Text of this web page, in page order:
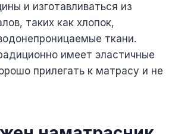
и изготавливаться из
таких как хлопок,
ткани.
имеет эластичные
прилегать к матрасу и не